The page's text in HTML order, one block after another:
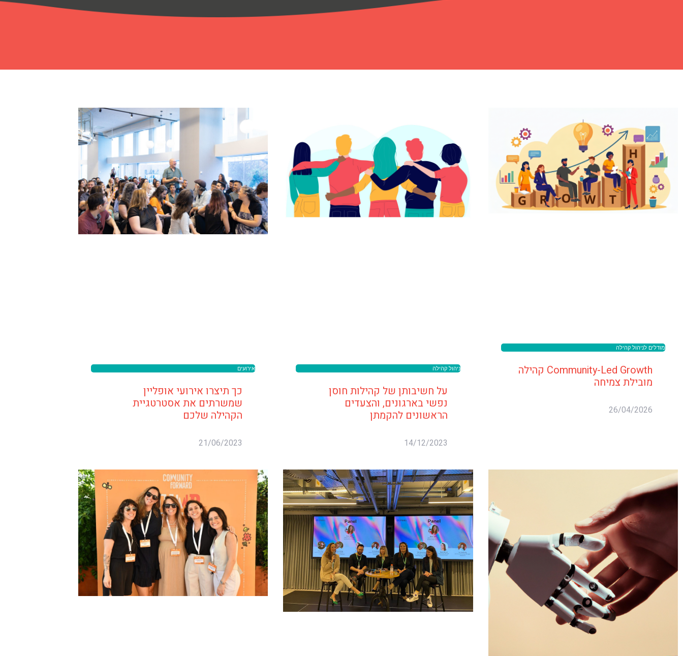
מודלים לניהול קהילה
Community-Led Growth קהילה
מובילת צמיחה
26/04/2026
ניהול קהילה
על חשיבותן של קהילות חוסן
נפשי בארגונים, והצעדים
הראשונים להקמתן
14/12/2023
אירועים
כך תיצרו אירועי אופליין
שמשרתים את אסטרטגיית
הקהילה שלכם
21/06/2023